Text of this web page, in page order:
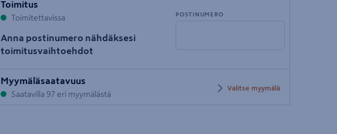
Toimitus
Toimitettavissa
Anna postinumero nähdäksesi
toimitusvaihtoehdot
POSTINUMERO
postinumero
Myymäläsaatavuus
Saatavilla 97 eri myymälästä
Valitse myymälä